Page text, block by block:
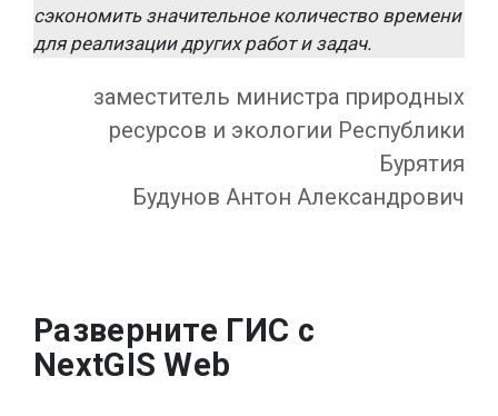
сэкономить значительное количество времени
для реализации других работ и задач.
заместитель министра природных
ресурсов и экологии Республики
Бурятия
Будунов Антон Александрович
Разверните ГИС с
NextGIS Web